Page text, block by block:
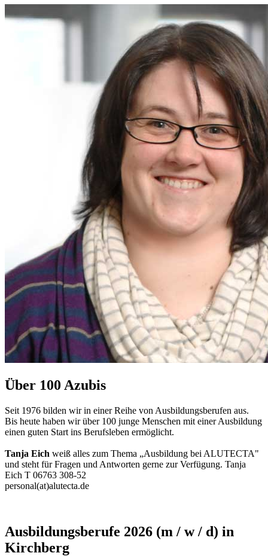
Über 100 Azubis
Seit 1976 bilden wir in einer Reihe von Ausbildungsberufen aus.
Bis heute haben wir über 100 junge Menschen mit einer Ausbildung
einen guten Start ins Berufsleben ermöglicht.
Tanja Eich weiß alles zum Thema „Ausbildung bei ALUTECTA"
und steht für Fragen und Antworten gerne zur Verfügung. Tanja
Eich T 06763 308-52
personal(at)alutecta.de
Ausbildungsberufe 2026 (m / w / d) in
Kirchberg